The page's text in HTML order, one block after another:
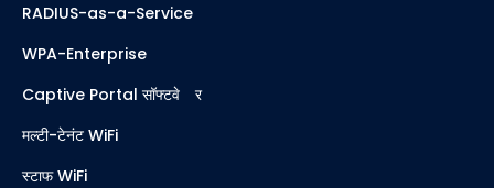
RADIUS-as-a-Service
WPA-Enterprise
Captive Portal सॉफ्टवेअर
मल्टी-टेनंट WiFi
स्टाफ WiFi